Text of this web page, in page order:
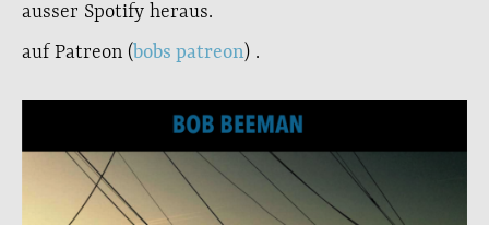
ausser Spotify heraus.
auf Patreon (bobs patreon) .